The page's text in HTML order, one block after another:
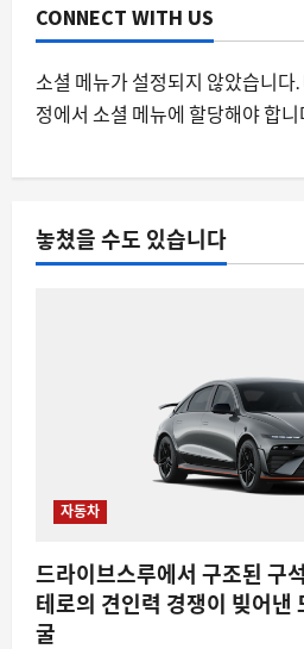
3
스마트 #2 규
인은 못 탄다?
스팀 리모트 플
대의 PC 사이
CONNECT WITH US
소셜 메뉴가 설정되지 않았습니다
정에서 소셜 메뉴에 할당해야 합니
놓쳤을 수도 있습니다
자동차
드라이브스루에서 구조된 구
테로의 견인력 경쟁이 빚어낸
굴